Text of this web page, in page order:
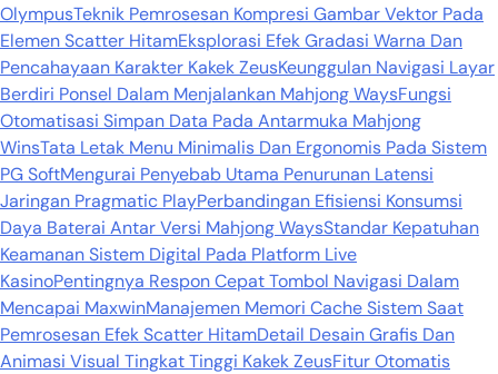
OlympusTeknik Pemrosesan Kompresi Gambar Vektor Pada
Elemen Scatter HitamEksplorasi Efek Gradasi Warna Dan
Pencahayaan Karakter Kakek ZeusKeunggulan Navigasi Layar
Berdiri Ponsel Dalam Menjalankan Mahjong WaysFungsi
Otomatisasi Simpan Data Pada Antarmuka Mahjong
WinsTata Letak Menu Minimalis Dan Ergonomis Pada Sistem
PG SoftMengurai Penyebab Utama Penurunan Latensi
Jaringan Pragmatic PlayPerbandingan Efisiensi Konsumsi
Daya Baterai Antar Versi Mahjong WaysStandar Kepatuhan
Keamanan Sistem Digital Pada Platform Live
KasinoPentingnya Respon Cepat Tombol Navigasi Dalam
Mencapai MaxwinManajemen Memori Cache Sistem Saat
Pemrosesan Efek Scatter HitamDetail Desain Grafis Dan
Animasi Visual Tingkat Tinggi Kakek ZeusFitur Otomatis